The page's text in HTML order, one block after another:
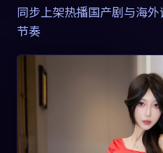
同步上架热播国产剧与海
节奏